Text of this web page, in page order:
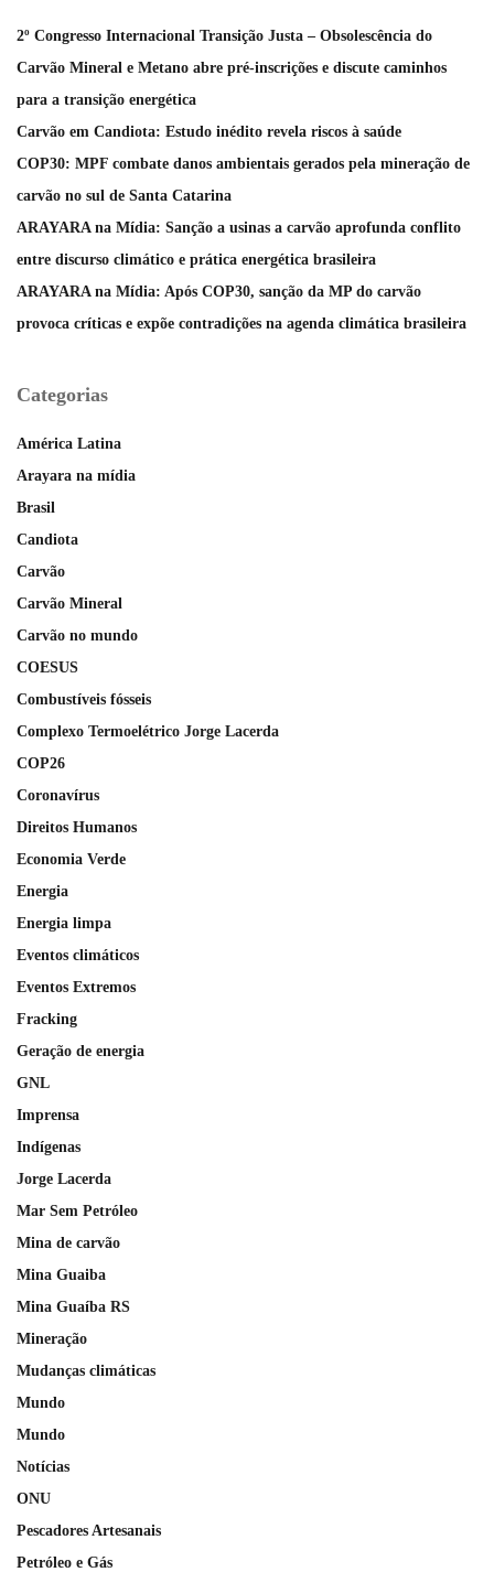
2º Congresso Internacional Transição Justa – Obsolescência do
Carvão Mineral e Metano abre pré-inscrições e discute caminhos
para a transição energética
Carvão em Candiota: Estudo inédito revela riscos à saúde
COP30: MPF combate danos ambientais gerados pela mineração de
carvão no sul de Santa Catarina
ARAYARA na Mídia: Sanção a usinas a carvão aprofunda conflito
entre discurso climático e prática energética brasileira
ARAYARA na Mídia: Após COP30, sanção da MP do carvão
provoca críticas e expõe contradições na agenda climática brasileira
Categorias
América Latina
Arayara na mídia
Brasil
Candiota
Carvão
Carvão Mineral
Carvão no mundo
COESUS
Combustíveis fósseis
Complexo Termoelétrico Jorge Lacerda
COP26
Coronavírus
Direitos Humanos
Economia Verde
Energia
Energia limpa
Eventos climáticos
Eventos Extremos
Fracking
Geração de energia
GNL
Imprensa
Indígenas
Jorge Lacerda
Mar Sem Petróleo
Mina de carvão
Mina Guaiba
Mina Guaíba RS
Mineração
Mudanças climáticas
Mundo
Mundo
Notícias
ONU
Pescadores Artesanais
Petróleo e Gás